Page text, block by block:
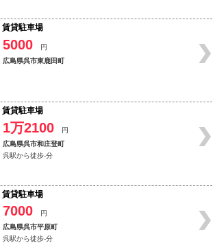
賃貸駐車場
5000
円
広島県呉市東鹿田町
賃貸駐車場
1万2100
円
広島県呉市和庄登町
呉駅から徒歩-分
賃貸駐車場
7000
円
広島県呉市平原町
呉駅から徒歩-分